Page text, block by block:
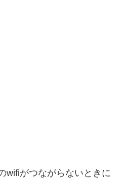
wifiがつながらないときに